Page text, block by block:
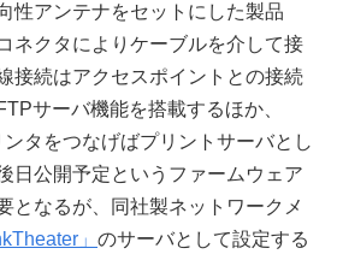
性アンテナをセットにした製品
ネクタによりケーブルを介して接
接続はアクセスポイントとの接続
サーバ機能を搭載するほか、
タをつなげばプリントサーバとし
日公開予定というファームウェア
となるが、同社製ネットワークメ
」 のサーバとして設定する